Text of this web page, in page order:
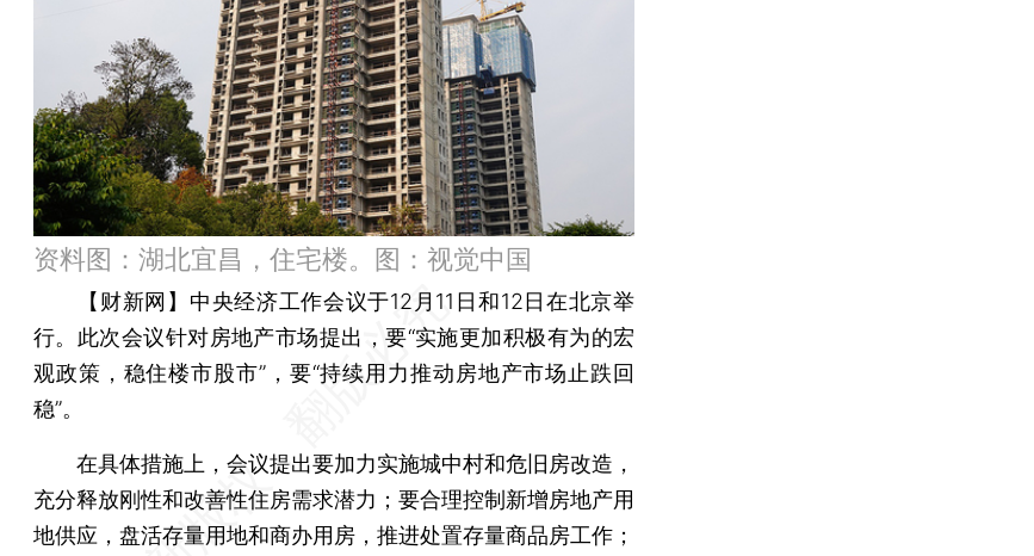
资料图：湖北宜昌，住宅楼。图：视觉中国
【财新网】 中央经济工作会议于12月11日和12日在北京举
行。此次会议针对房地产市场提出，要“实施更加积极有为的宏
观政策，稳住楼市股市”，要“持续用力推动房地产市场止跌回
稳”。
在具体措施上，会议提出要加力实施城中村和危旧房改造，
充分释放刚性和改善性住房需求潜力；要合理控制新增房地产用
地供应，盘活存量用地和商办用房，推进处置存量商品房工作；